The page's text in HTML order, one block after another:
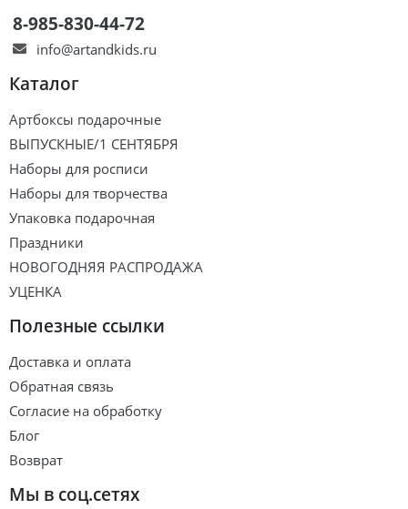
8-985-830-44-72
info@artandkids.ru
Каталог
Артбоксы подарочные
ВЫПУСКНЫЕ/1 СЕНТЯБРЯ
Наборы для росписи
Наборы для творчества
Упаковка подарочная
Праздники
НОВОГОДНЯЯ РАСПРОДАЖА
УЦЕНКА
Полезные ссылки
Доставка и оплата
Обратная связь
Согласие на обработку
Блог
Возврат
Мы в соц.сетях